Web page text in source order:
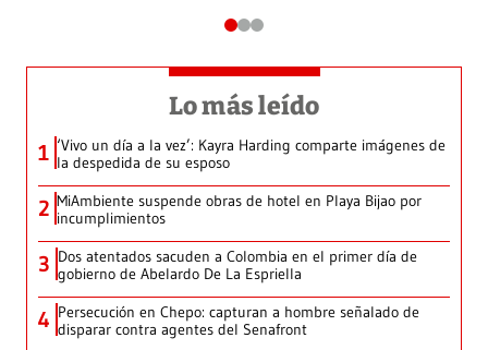
Lo más leído
1 ‘Vivo un día a la vez’: Kayra Harding comparte imágenes de
la despedida de su esposo
2 MiAmbiente suspende obras de hotel en Playa Bijao por
incumplimientos
3 Dos atentados sacuden a Colombia en el primer día de
gobierno de Abelardo De La Espriella
4 Persecución en Chepo: capturan a hombre señalado de
disparar contra agentes del Senafront